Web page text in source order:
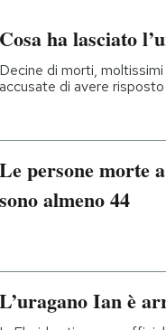
Ok Boomer!
Cosa ha lasciato
Decine di morti,
accusate di avere
Le persone morte
sono almeno 44
L’uragano Ian è